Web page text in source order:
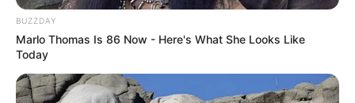
Нам пишуть
Партнерські матеріали
Події
BUZZDAY
Marlo Thomas Is 86 Now - Here's What She Looks Like
Today